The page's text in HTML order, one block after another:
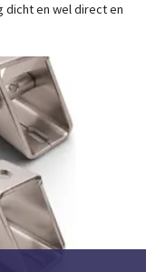
dicht en wel direct en